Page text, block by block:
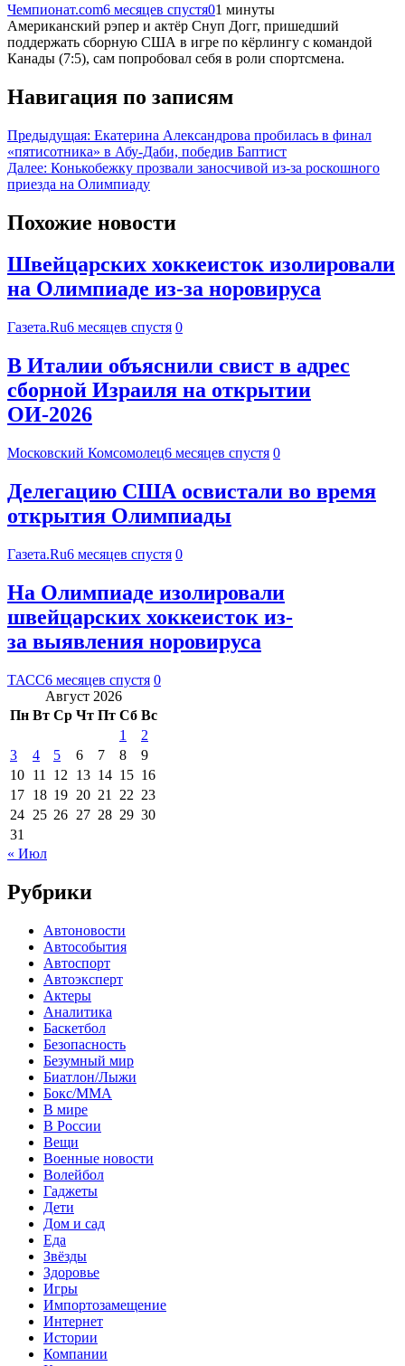
Чемпионат.com6 месяцев спустя01 минуты
Американский рэпер и актёр Снуп Догг, пришедший
поддержать сборную США в игре по кёрлингу с командой
Канады (7:5), сам попробовал себя в роли спортсмена.
Навигация по записям
Предыдущая: Екатерина Александрова пробилась в финал
«пятисотника» в Абу-Даби, победив Баптист
Далее: Конькобежку прозвали заносчивой из-за роскошного
приезда на Олимпиаду
Похожие новости
Швейцарских хоккеисток изолировали
на Олимпиаде из-за норовируса
Газета.Ru6 месяцев спустя 0
В Италии объяснили свист в адрес
сборной Израиля на открытии
ОИ-2026
Московский Комсомолец6 месяцев спустя 0
Делегацию США освистали во время
открытия Олимпиады
Газета.Ru6 месяцев спустя 0
На Олимпиаде изолировали
швейцарских хоккеисток из-
за выявления норовируса
ТАСС6 месяцев спустя 0
Август 2026
Пн Вт Ср Чт Пт Сб Вс
1
2
3
4 5 6 7 8
9
10 11 12 13 14 15 16
17 18 19 20 21 22 23
24 25 26 27 28 29 30
31
« Июл
Рубрики
Автоновости
Автособытия
Автоспорт
Автоэксперт
Актеры
Аналитика
Баскетбол
Безопасность
Безумный мир
Биатлон/Лыжи
Бокс/MMA
В мире
В России
Вещи
Военные новости
Волейбол
Гаджеты
Дети
Дом и сад
Еда
Звёзды
Здоровье
Игры
Импортозамещение
Интернет
Истории
Компании